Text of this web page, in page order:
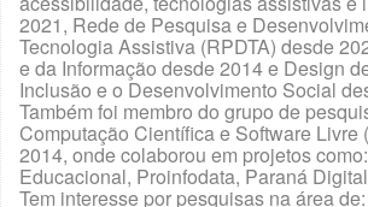
2021, Rede de Pesquisa e
Tecnologia Assistiva (RPDTA) desde
e da Informação desde 2014 e Design
Inclusão e o Desenvolvimento Social
Também foi membro do grupo de
Computação Científica e Software Livre
2014, onde colaborou em projetos
Educacional, Proinfodata, Paraná
Tem interesse por pesquisas na área